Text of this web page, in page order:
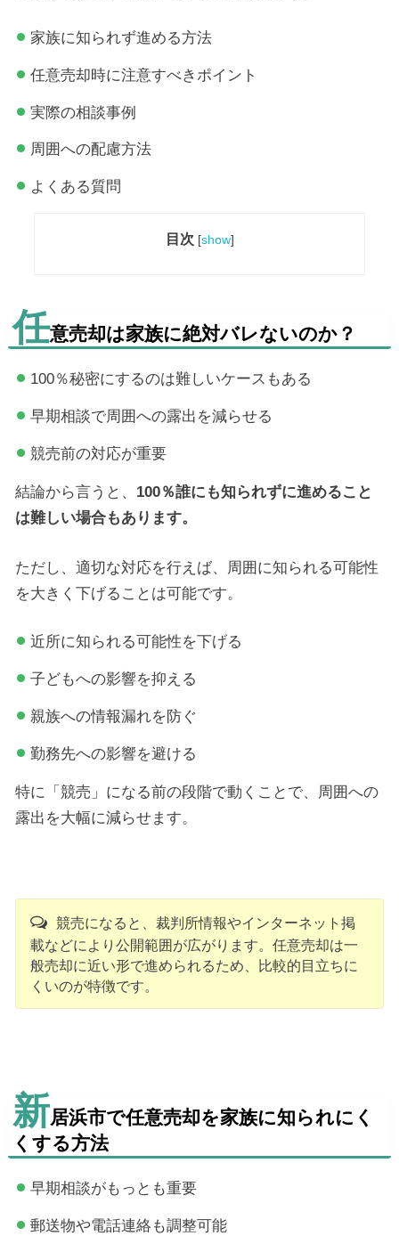
家族に知られず進める方法
任意売却時に注意すべきポイント
実際の相談事例
周囲への配慮方法
よくある質問
目次 [show]
任意売却は家族に絶対バレないのか？
100％秘密にするのは難しいケースもある
早期相談で周囲への露出を減らせる
競売前の対応が重要
結論から言うと、 100％誰にも知られずに進めること
は難しい場合もあります。
ただし、適切な対応を行えば、周囲に知られる可能性
を大きく下げることは可能です。
近所に知られる可能性を下げる
子どもへの影響を抑える
親族への情報漏れを防ぐ
勤務先への影響を避ける
特に「競売」になる前の段階で動くことで、周囲への
露出を大幅に減らせます。
競売になると、裁判所情報やインターネット掲
載などにより公開範囲が広がります。任意売却は一
般売却に近い形で進められるため、比較的目立ちに
くいのが特徴です。
新居浜市で任意売却を家族に知られにく
くする方法
早期相談がもっとも重要
郵送物や電話連絡も調整可能